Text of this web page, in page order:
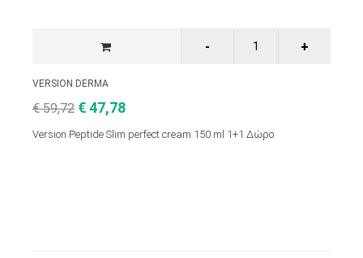
VERSION DERMA
€ 59,72 € 47,78
Version Peptide Slim perfect cream 150 ml 1+1 Δώρο